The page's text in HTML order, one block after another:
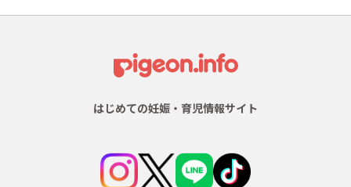
はじめての妊娠・育児情報サイト